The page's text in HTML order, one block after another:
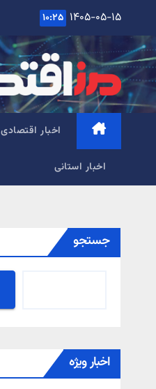
content
۱۴۰۵-۰۵-۱۵ ۱۰:۲۵
اخبار اقتصادی
اخبار استانی
جستجو
اخبار ویژه